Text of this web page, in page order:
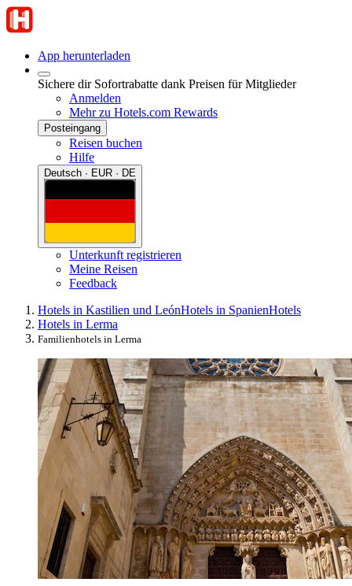
App herunterladen
Sichere dir Sofortrabatte dank Preisen für Mitglieder
Anmelden
Mehr zu Hotels.com Rewards
Posteingang
Reisen buchen
Hilfe
Deutsch · EUR · DE
Unterkunft registrieren
Meine Reisen
Feedback
Hotels in Kastilien und LeónHotels in SpanienHotels
Hotels in Lerma
Familienhotels in Lerma